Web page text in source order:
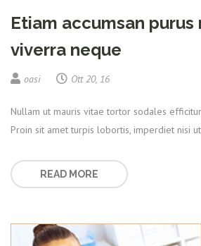
Etiam accumsan purus
viverra neque
oasi Ott 20, 16
Nullam ut mauris vitae tortor sodales
Proin sit amet turpis lobortis, imperdiet nisi
READ MORE